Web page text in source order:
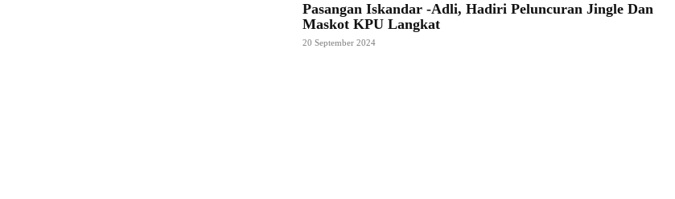
Pasangan Iskandar -Adli, Hadiri Peluncuran Jingle Dan
Maskot KPU Langkat
20 September 2024